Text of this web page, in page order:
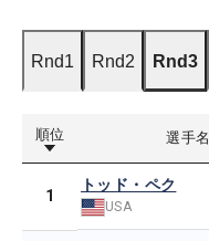
Rnd1 Rnd2 Rnd3
順位 選手名
1
トッド・ペク
USA